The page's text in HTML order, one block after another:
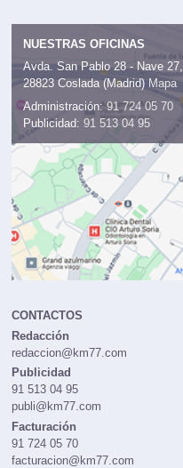
NUESTRAS OFICINAS
Avda. San Pablo 28 - Nave 27,
28823 Coslada (Madrid) Mapa
Administración: 91 724 05 70
Publicidad: 91 513 04 95
CONTACTOS
Redacción
redaccion@km77.com
Publicidad
91 513 04 95
publi@km77.com
Facturación
91 724 05 70
facturacion@km77.com